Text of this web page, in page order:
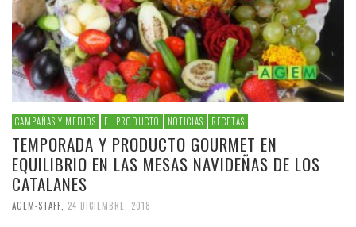
CAMPAÑAS Y MEDIOS EL PRODUCTO NOTICIAS RECETAS
TEMPORADA Y PRODUCTO GOURMET EN
EQUILIBRIO EN LAS MESAS NAVIDEÑAS DE LOS
CATALANES
AGEM-STAFF 24 DICIEMBRE, 2018